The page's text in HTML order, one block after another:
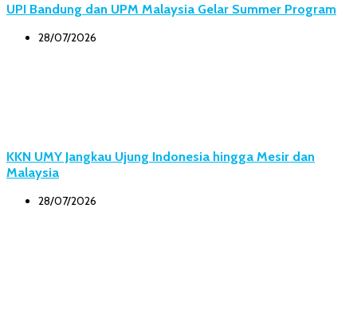
UPI Bandung dan UPM Malaysia Gelar Summer Program
28/07/2026
KKN UMY Jangkau Ujung Indonesia hingga Mesir dan
Malaysia
28/07/2026